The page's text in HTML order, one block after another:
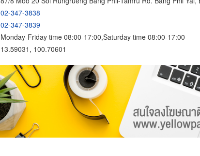
02-347-3838
02-347-3839
Monday-Friday time 08:00-17:00,Saturday time 08:00-17:00
13.59031, 100.70601